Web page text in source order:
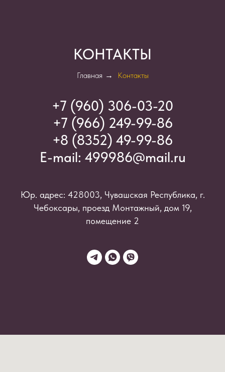
КОНТАКТЫ
Главная → Контакты
+7 (960) 306-03-20
+7 (966) 249-99-86
+8 (8352) 49-99-86
E-mail: 499986@mail.ru
Юр. адрес: 428003, Чувашская Республика, г.
Чебоксары, проезд Монтажный, дом 19,
помещение 2